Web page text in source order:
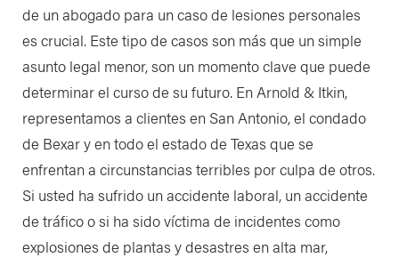
de un abogado para un caso de lesiones personales
es crucial. Este tipo de casos son más que un simple
asunto legal menor, son un momento clave que puede
determinar el curso de su futuro. En Arnold & Itkin,
representamos a clientes en San Antonio, el condado
de Bexar y en todo el estado de Texas que se
enfrentan a circunstancias terribles por culpa de otros.
Si usted ha sufrido un accidente laboral, un accidente
de tráfico o si ha sido víctima de incidentes como
explosiones de plantas y desastres en alta mar,